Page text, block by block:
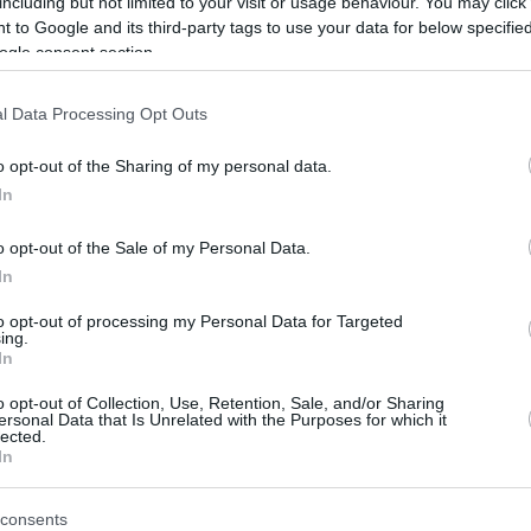
to Google and its third-party tags to use your data for below
consent section.
Data Processing Opt Outs
opt-out of the Sharing of my personal data.
opt-out of the Sale of my Personal Data.
opt-out of processing my Personal Data for Targeted
opt-out of Collection, Use, Retention, Sale, and/or Sharing
Data that Is Unrelated with the Purposes for which it
της βίλας ορίστηκε στα 500 εκατ. ευρώ – Στους
φιλοξενηθεί παγκόσμιοι ηγέτες αλλά και τα
μετά το «στοπ» της
στα 2.500 ευρώ τον μήνα
νεαρές γυναίκες διαμήνυσαν ότι δεν δέχονται την
στα 2.500 ευρώ το μήνα για
73